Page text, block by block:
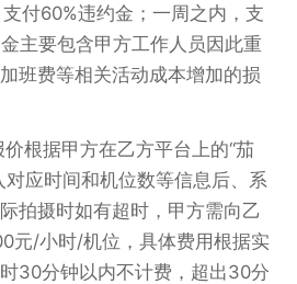
付60%违约金；一周之内，支
主要包含甲方工作人员因此重
班费等相关活动成本增加的损
价根据甲方在乙方平台上的“茄
对应时间和机位数等信息后、系
拍摄时如有超时，甲方需向乙
元/小时/机位，具体费用根据实
30分钟以内不计费，超出30分